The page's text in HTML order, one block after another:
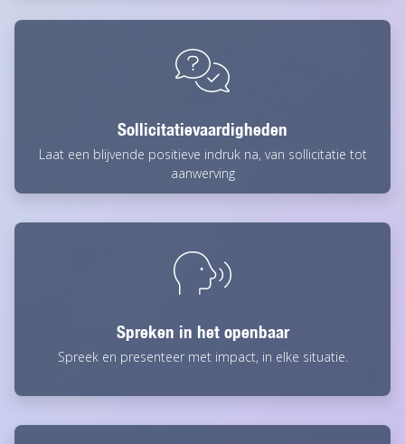
Sollicitatievaardigheden
Laat een blijvende positieve indruk na, van sollicitatie tot
aanwerving
Spreken in het openbaar
Spreek en presenteer met impact, in elke situatie.